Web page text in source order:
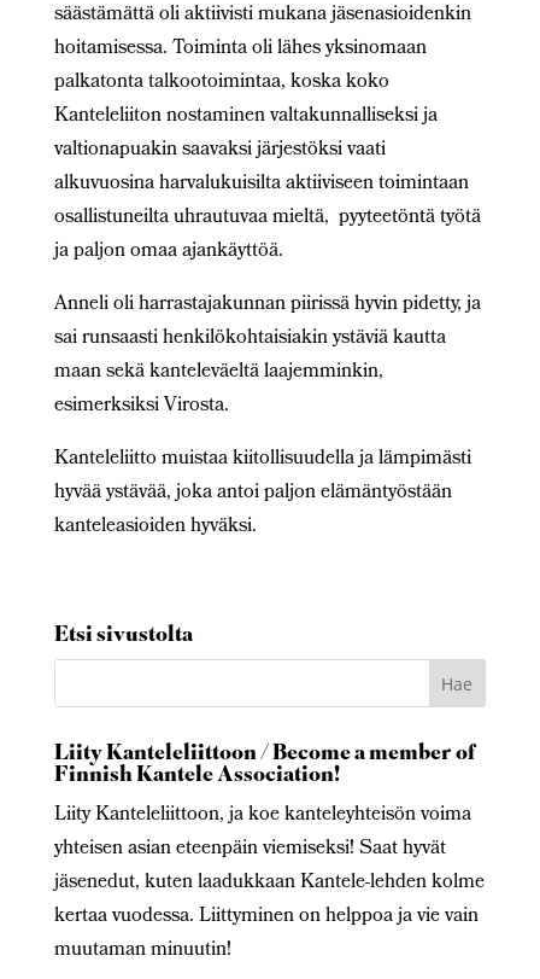
säästämättä oli aktiivisti mukana jäsenasioidenkin
hoitamisessa. Toiminta oli lähes yksinomaan
palkatonta talkootoimintaa, koska koko
Kanteleliiton nostaminen valtakunnalliseksi ja
valtionapuakin saavaksi järjestöksi vaati
alkuvuosina harvalukuisilta aktiiviseen toimintaan
osallistuneilta uhrautuvaa mieltä, pyyteetöntä työtä
ja paljon omaa ajankäyttöä.
Anneli oli harrastajakunnan piirissä hyvin pidetty, ja
sai runsaasti henkilökohtaisiakin ystäviä kautta
maan sekä kanteleväeltä laajemminkin,
esimerksiksi Virosta.
Kanteleliitto muistaa kiitollisuudella ja lämpimästi
hyvää ystävää, joka antoi paljon elämäntyöstään
kanteleasioiden hyväksi.
Etsi sivustolta
Liity Kanteleliittoon / Become a member of
Finnish Kantele Association!
Liity Kanteleliittoon, ja koe kanteleyhteisön voima
yhteisen asian eteenpäin viemiseksi! Saat hyvät
jäsenedut, kuten laadukkaan Kantele-lehden kolme
kertaa vuodessa. Liittyminen on helppoa ja vie vain
muutaman minuutin!